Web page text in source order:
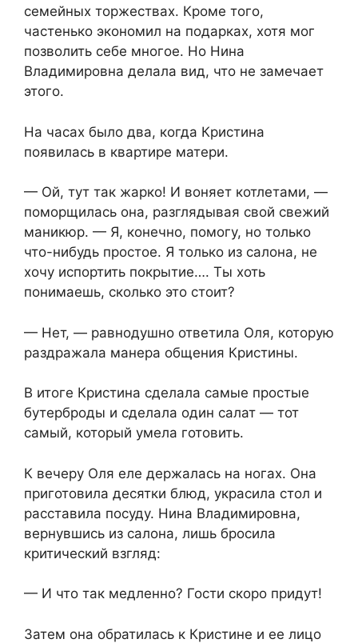
семейных торжествах. Кроме того,
частенько экономил на подарках, хотя мог
позволить себе многое. Но Нина
Владимировна делала вид, что не замечает
этого.
На часах было два, когда Кристина
появилась в квартире матери.
— Ой, тут так жарко! И воняет котлетами, —
поморщилась она, разглядывая свой свежий
маникюр. — Я, конечно, помогу, но только
что-нибудь простое. Я только из салона, не
хочу испортить покрытие…. Ты хоть
понимаешь, сколько это стоит?
— Нет, — равнодушно ответила Оля, которую
раздражала манера общения Кристины.
В итоге Кристина сделала самые простые
бутерброды и сделала один салат — тот
самый, который умела готовить.
К вечеру Оля еле держалась на ногах. Она
приготовила десятки блюд, украсила стол и
расставила посуду. Нина Владимировна,
вернувшись из салона, лишь бросила
критический взгляд:
— И что так медленно? Гости скоро придут!
Затем она обратилась к Кристине и ее лицо